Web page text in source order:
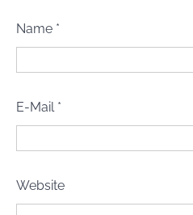
Name *
E-Mail *
Website